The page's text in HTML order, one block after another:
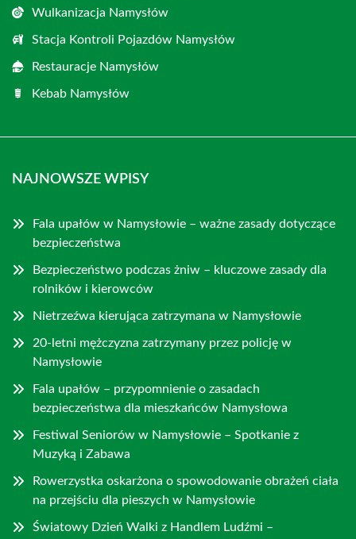
Wulkanizacja Namysłów
Stacja Kontroli Pojazdów Namysłów
Restauracje Namysłów
Kebab Namysłów
NAJNOWSZE WPISY
Fala upałów w Namysłowie – ważne zasady dotyczące
bezpieczeństwa
Bezpieczeństwo podczas żniw – kluczowe zasady dla
rolników i kierowców
Nietrzeźwa kierująca zatrzymana w Namysłowie
20-letni mężczyzna zatrzymany przez policję w
Namysłowie
Fala upałów – przypomnienie o zasadach
bezpieczeństwa dla mieszkańców Namysłowa
Festiwal Seniorów w Namysłowie – Spotkanie z
Muzyką i Zabawa
Rowerzystka oskarżona o spowodowanie obrażeń ciała
na przejściu dla pieszych w Namysłowie
Światowy Dzień Walki z Handlem Ludźmi –